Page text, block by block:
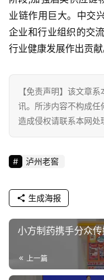
业链作用巨大。中交
企业和行业组织的交
行业健康发展作出贡献
【免责声明】该文章
讯。所涉内容不构成任
造成侵权请联系本网处
泸州老窖
生成海报
小方制药携手分众
上一篇